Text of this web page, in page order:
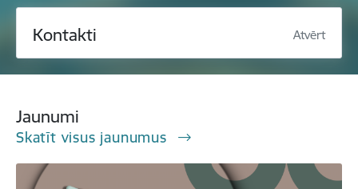
Kontakti Atvērt
Jaunumi
Skatīt visus jaunumus